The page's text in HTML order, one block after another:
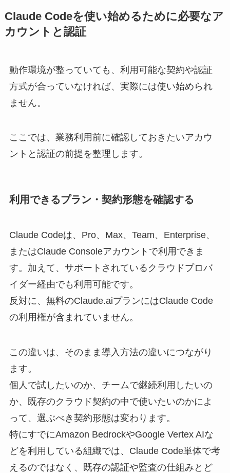
Claude Codeを使い始めるために必要なア
カウントと認証
動作環境が整っていても、利用可能な契約や認証
方式が合っていなければ、実際には使い始められ
ません。
ここでは、業務利用前に確認しておきたいアカウ
ントと認証の前提を整理します。
利用できるプラン・契約形態を確認する
Claude Codeは、Pro、Max、Team、Enterprise、
またはClaude Consoleアカウントで利用できま
す。加えて、サポートされているクラウドプロバ
イダー経由でも利用可能です。
反対に、無料のClaude.aiプランにはClaude Code
の利用権が含まれていません。
この違いは、そのまま導入方法の違いにつながり
ます。
個人で試したいのか、チームで継続利用したいの
か、既存のクラウド契約の中で使いたいのかによ
って、選ぶべき契約形態は変わります。
特にすでにAmazon BedrockやGoogle Vertex AIな
どを利用している組織では、Claude Code単体で考
えるのではなく、既存の認証や監査の仕組みとど